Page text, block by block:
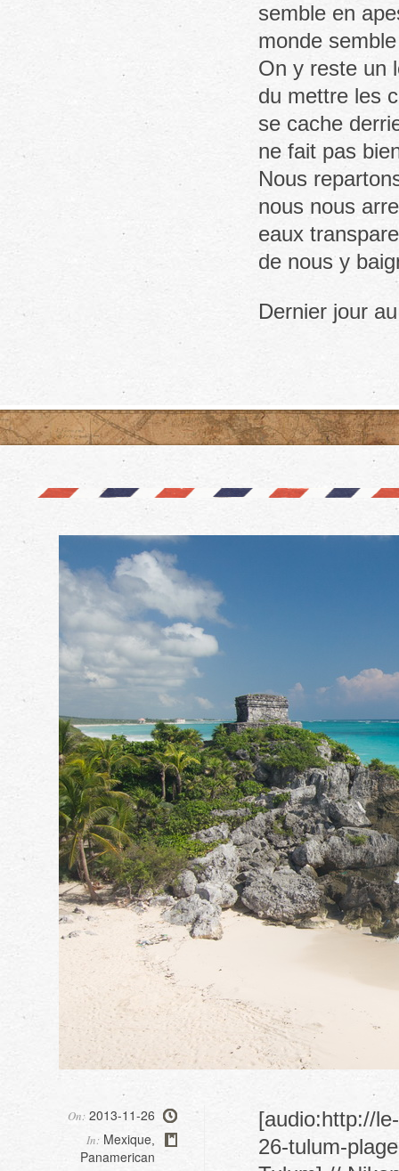
semble en
monde
On y reste un
du mettre les
se cache
ne fait pas
Nous
nous nous
eaux
de nous y
Dernier jour
On: 2013-11-26
In: Mexique
Panamerican
[audio:http://
26-tulum-